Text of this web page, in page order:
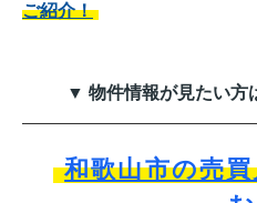
ご紹介！
▼ 物件情報が見たい方
和歌山市の売